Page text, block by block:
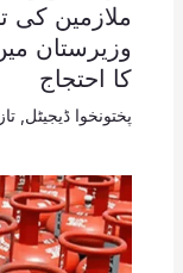
ملازمین کی
وزیرستان
کا احتجاج
پختونخوا ڈیجیٹل